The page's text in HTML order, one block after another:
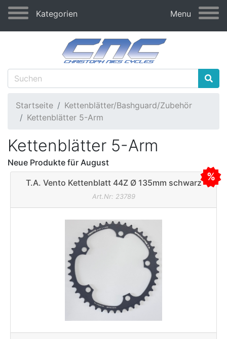
Kategorien Menu
Startseite
Kettenblätter/Bashguard/Zubehör
Kettenblätter 5-Arm
Kettenblätter 5-Arm
Neue Produkte für August
T.A. Vento Kettenblatt 44Z Ø 135mm schwarz
Art.Nr: 23789